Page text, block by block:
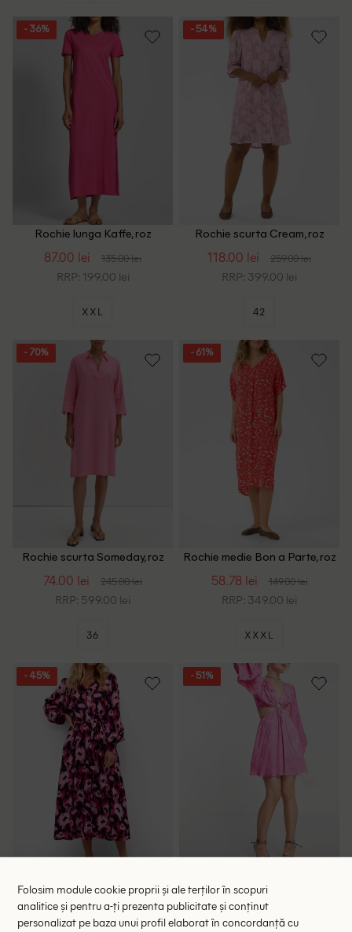
- 36%
Rochie lunga Kaffe, roz
87.00 lei 135.00 lei
RRP: 199.00 lei
XXL
- 54%
Rochie scurta Cream, roz
118.00 lei 259.00 lei
RRP: 399.00 lei
42
- 70%
Rochie scurta Someday, roz
74.00 lei 245.00 lei
RRP: 599.00 lei
36
- 61%
Rochie medie Bon a Parte, roz
58.78 lei 149.00 lei
RRP: 349.00 lei
XXXL
- 45%
134.00 lei 245.00 lei
RRP: 405.00 lei
- 51%
114.00 lei
RRP: 409.00 lei
Folosim module cookie proprii și ale terților în scopuri
analitice și pentru a-ți prezenta publicitate și conținut
personalizat pe baza unui profil elaborat în concordanță cu